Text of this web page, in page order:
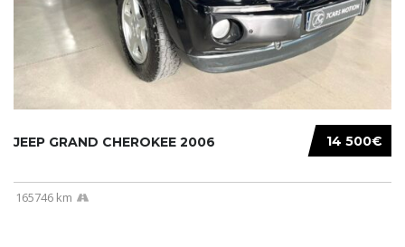
14 500€
JEEP GRAND CHEROKEE 2006
165746 km